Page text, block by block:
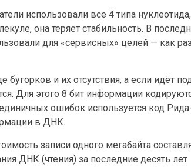
использовали все 4 типа
она теряет стабильность. В
для «сервисных» целей — как
и их отсутствия, а если идёт
Для этого 8 бит информации
ошибок используется код
в ДНК.
записи одного мегабайта
ДНК (чтения) за последние десять лет